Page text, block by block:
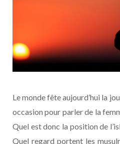
Le monde fête aujourd’hui la
occasion pour parler de la
Quel est donc la position de
Quel regard portent les